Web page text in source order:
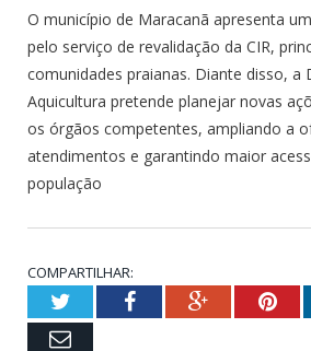
O município de Maracanã apresenta
pelo serviço de revalidação da CIR,
comunidades praianas. Diante disso, a
Aquicultura pretende planejar novas
os órgãos competentes, ampliando a
atendimentos e garantindo maior
população
COMPARTILHAR:
TwitterFacebookGoogle+
Email